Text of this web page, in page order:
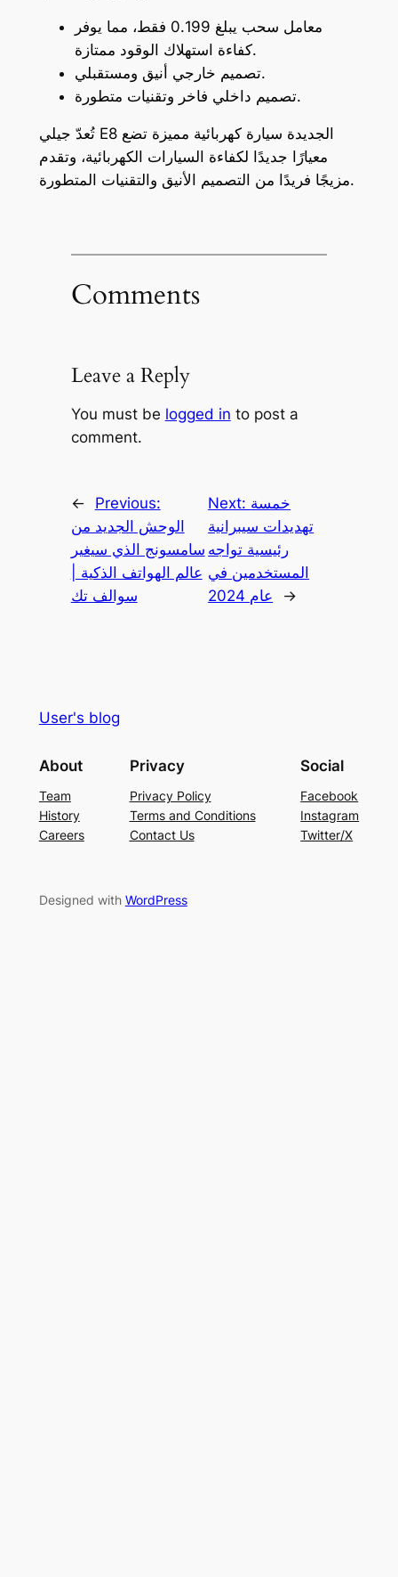
معامل سحب يبلغ 0.199 فقط، مما يوفر
كفاءة استهلاك الوقود ممتازة.
تصميم خارجي أنيق ومستقبلي.
تصميم داخلي فاخر وتقنيات متطورة.
تُعدّ جيلي E8 الجديدة سيارة كهربائية مميزة تضع
معيارًا جديدًا لكفاءة السيارات الكهربائية، وتقدم
مزيجًا فريدًا من التصميم الأنيق والتقنيات المتطورة.
Comments
Leave a Reply
You must be logged in to post a
comment.
←
Previous:
الوحش الجديد من
سامسونج الذي سيغير
عالم الهواتف الذكية |
سوالف تك
Next: خمسة
تهديدات سيبرانية
رئيسية تواجه
المستخدمين في
عام 2024
→
User's blog
About
Team
History
Careers
Privacy
Privacy Policy
Terms and Conditions
Contact Us
Social
Facebook
Instagram
Twitter/X
Designed with WordPress